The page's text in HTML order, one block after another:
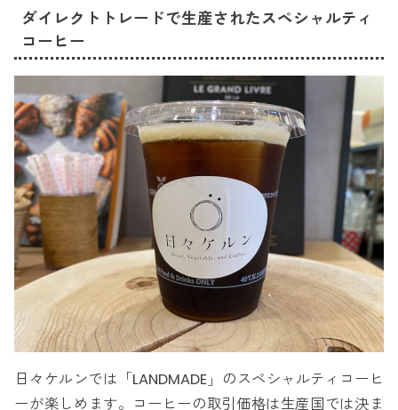
ダイレクトトレードで生産されたスペシャルティ
コーヒー
日々ケルンでは「LANDMADE」のスペシャルティコーヒ
ーが楽しめます。コーヒーの取引価格は生産国では決ま